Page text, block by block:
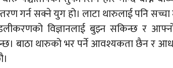
गर्न सक्ने युग हो। लाटा थारुलाई पनि
विज्ञानलाई बुझ्न सकिन्छ र
बाठा थारुको भर पर्ने आवश्यकता छैन र